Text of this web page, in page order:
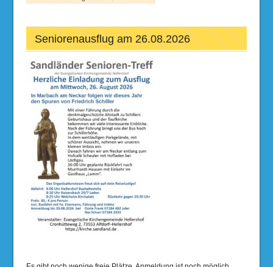
Seniorenausflug am 26.08.2026